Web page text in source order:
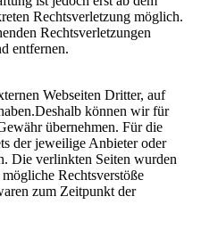
Rechtsverletzung möglich.
Rechtsverletzungen
entfernen.
Webseiten Dritter, auf
können wir für
übernehmen. Für die
der jeweilige Anbieter oder
Die verlinkten Seiten wurden
Rechtsverstöße
zum Zeitpunkt der